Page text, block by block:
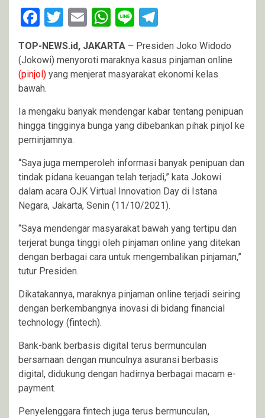
Facebook
Twitter
EmailWhatsApp
Line
TOP-NEWS.id, JAKARTA – Presiden Joko Widodo
(Jokowi) menyoroti maraknya kasus pinjaman online
(pinjol) yang menjerat masyarakat ekonomi kelas
bawah.
Ia mengaku banyak mendengar kabar tentang penipuan
hingga tingginya bunga yang dibebankan pihak pinjol ke
peminjamnya.
“Saya juga memperoleh informasi banyak penipuan dan
tindak pidana keuangan telah terjadi,” kata Jokowi
dalam acara OJK Virtual Innovation Day di Istana
Negara, Jakarta, Senin (11/10/2021).
“Saya mendengar masyarakat bawah yang tertipu dan
terjerat bunga tinggi oleh pinjaman online yang ditekan
dengan berbagai cara untuk mengembalikan pinjaman,”
tutur Presiden.
Dikatakannya, maraknya pinjaman online terjadi seiring
dengan berkembangnya inovasi di bidang financial
technology (fintech).
Bank-bank berbasis digital terus bermunculan
bersamaan dengan munculnya asuransi berbasis
digital, didukung dengan hadirnya berbagai macam e-
payment.
Penyelenggara fintech juga terus bermunculan,